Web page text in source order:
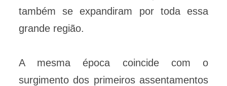
também se expandiram por toda essa
grande região.
A mesma época coincide com o
surgimento dos primeiros assentamentos